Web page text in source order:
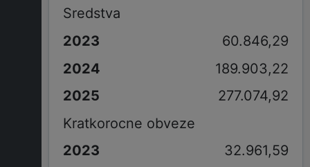
Sredstva
60.846,29
189.903,22
277.074,92
Kratkorocne obveze
32.961,59